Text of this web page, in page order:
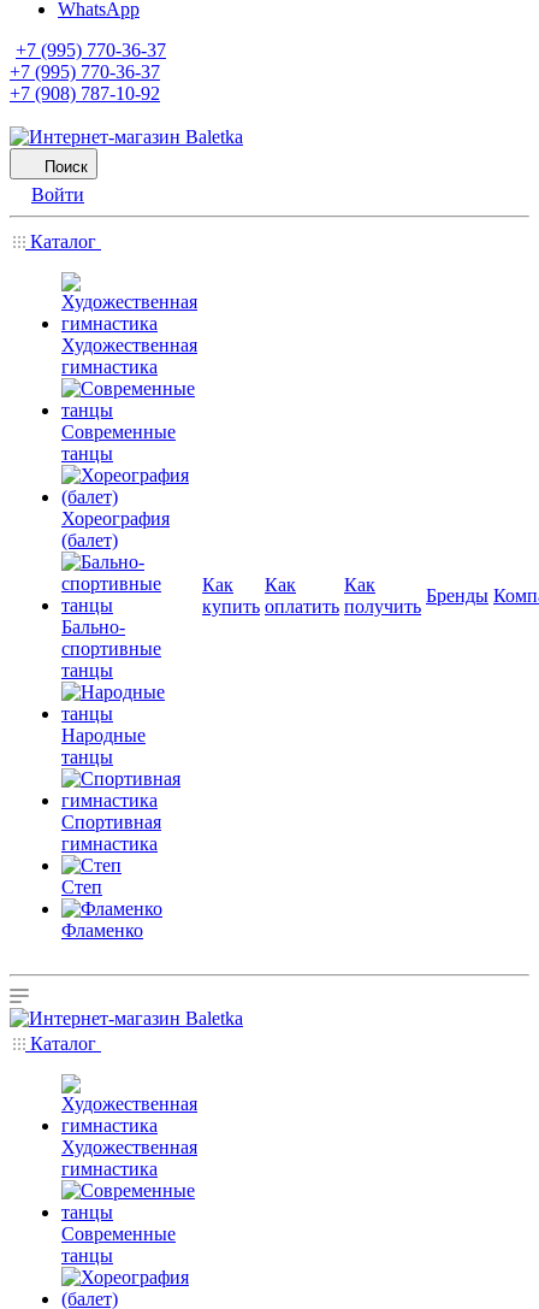
WhatsApp
+7 (995) 770-36-37
+7 (995) 770-36-37
+7 (908) 787-10-92
Поиск
Войти
Каталог
Художественная
гимнастика
Современные
танцы
Хореография
(балет)
Бально-
спортивные
танцы
Народные
танцы
Спортивная
гимнастика
Степ
Фламенко
Как
купить
Как
оплатить
Как
получить
Бренды
Каталог
Художественная
гимнастика
Современные
танцы